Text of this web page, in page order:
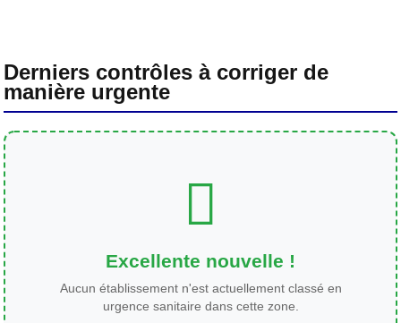
Derniers contrôles à corriger de
manière urgente
Excellente nouvelle !
Aucun établissement n'est actuellement classé en
urgence sanitaire dans cette zone.